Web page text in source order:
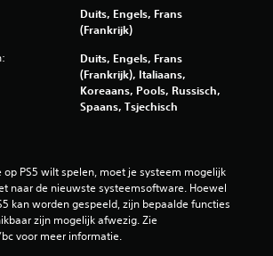
Duits, Engels, Frans
(Frankrijk)
Duits, Engels, Frans
(Frankrijk), Italiaans,
Koreaans, Pools, Russisch,
Spaans, Tsjechisch
op PS5 wilt spelen, moet je systeem mogelijk
naar de nieuwste systeemsoftware. Hoewel
kan worden gespeeld, zijn bepaalde functies
zijn mogelijk afwezig. Zie
voor meer informatie.